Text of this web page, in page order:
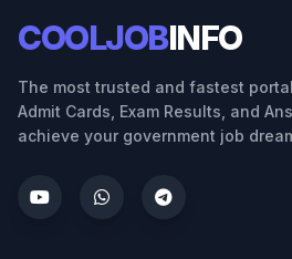
COOLJOBINFO
The most trusted and fastest
Admit Cards, Exam Results, and
achieve your government job